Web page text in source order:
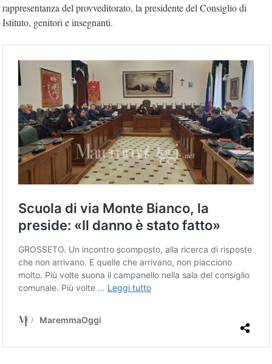
rappresentanza del provveditorato, la presidente del Consiglio di
Istituto, genitori e insegnanti.